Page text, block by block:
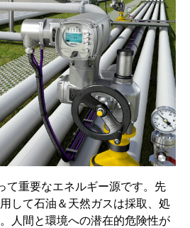
て重要なエネルギー源です。先
して石油＆天然ガスは採取、処
人間と環境への潜在的危険性が